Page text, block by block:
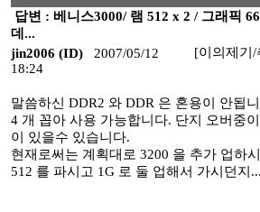
답변 : 베니스3000/ 램 512 x 2 / 그래픽
데...
jin2006 (ID)
2007/05/12
18:24
[이의제기/
말씀하신 DDR2 와 DDR 은 혼용이 안됩
4 개 꼽아 사용 가능합니다. 단지 오버중
이 있을수 있습니다.
현재로써는 계획대로 3200 을 추가 업하
512 를 파시고 1G 로 둘 업해서 가시던지